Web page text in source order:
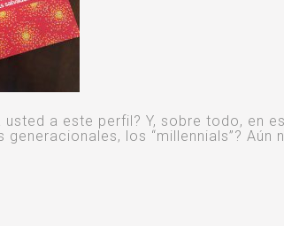
a este perfil? Y, sobre todo, en
los “millennials”? Aún